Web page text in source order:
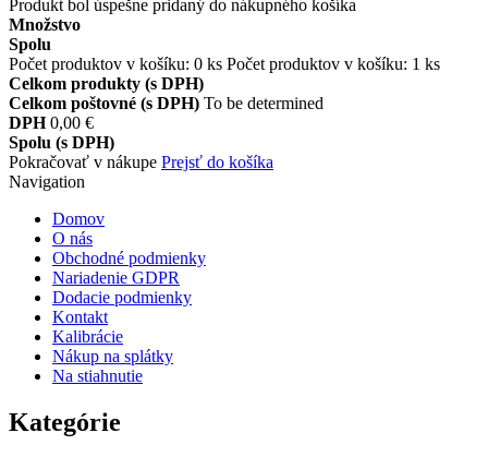
Produkt bol úspešne pridaný do nákupného košíka
Množstvo
Spolu
Počet produktov v košíku: 0 ks Počet produktov v košíku: 1 ks
Celkom produkty (s DPH)
Celkom poštovné (s DPH) To be determined
DPH 0,00 €
Spolu (s DPH)
Pokračovať v nákupe Prejsť do košíka
Navigation
Domov
O nás
Obchodné podmienky
Nariadenie GDPR
Dodacie podmienky
Kontakt
Kalibrácie
Nákup na splátky
Na stiahnutie
Kategórie